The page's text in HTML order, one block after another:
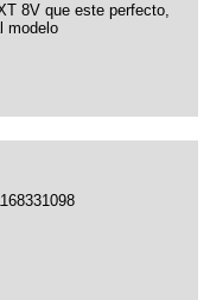
8V que este perfecto,
modelo